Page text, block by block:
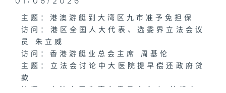
主题：港澳游艇到大湾区九市准予免担保
访问：港区全国人大代表、选委界立法会议
员 朱立威
访问：香港游艇业总会主席 周基伦
主题：立法会讨论中大医院提早偿还政府贷
款